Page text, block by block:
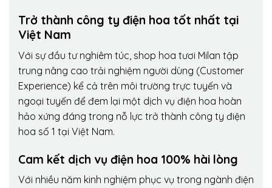
Trở thành công ty điện hoa tốt nhất tại
Việt Nam
Với sự đầu tư nghiêm túc, shop hoa tươi Milan tập
trung nâng cao trải nghiệm người dùng (Customer
Experience) kể cả trên môi trường trực tuyến và
ngoại tuyến để đem lại một dịch vụ điện hoa hoàn
hảo xứng đáng trong nỗ lực trở thành công ty điện
hoa số 1 tại Việt Nam.
Cam kết dịch vụ điện hoa 100% hài lòng
Với nhiều năm kinh nghiệm phục vụ trong ngành điện